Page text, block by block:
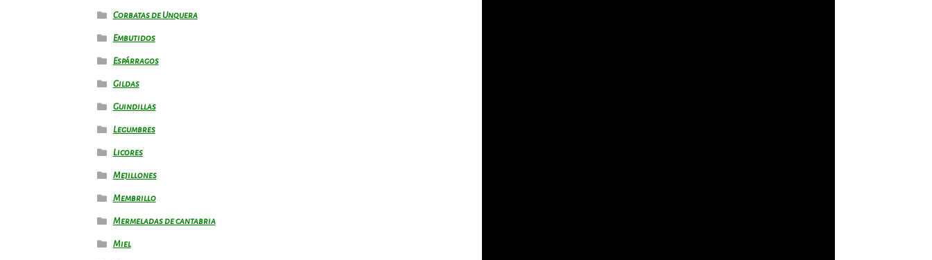
Corbatas de Unquera
Embutidos
Espárragos
Gildas
Guindillas
Legumbres
Licores
Mejillones
Membrillo
Mermeladas de cantabria
Miel